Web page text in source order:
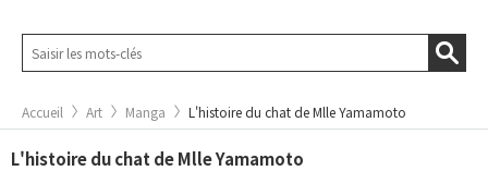
Accueil Art Manga L'histoire du chat de Mlle Yamamoto
L'histoire du chat de Mlle Yamamoto